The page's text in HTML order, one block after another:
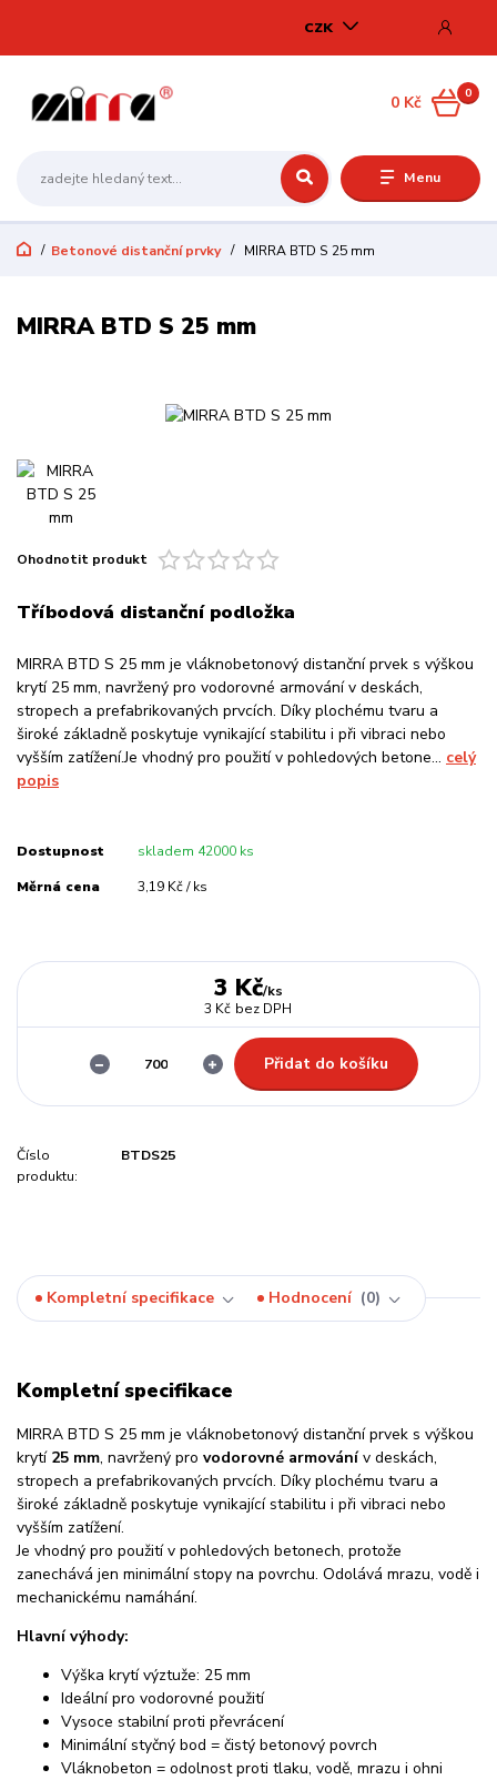
Menu
CZK
0
0 Kč
Betonové distanční prvky MIRRA BTD S 25 mm
MIRRA BTD S 25 mm
Ohodnotit produkt
Tříbodová distanční podložka
MIRRA BTD S 25 mm je vláknobetonový distanční prvek s výškou
krytí 25 mm, navržený pro vodorovné armování v deskách,
stropech a prefabrikovaných prvcích. Díky plochému tvaru a
široké základně poskytuje vynikající stabilitu i při vibraci nebo
vyšším zatížení.Je vhodný pro použití v pohledových betone... celý
popis
Dostupnost skladem 42000 ks
Měrná cena 3,19 Kč / ks
3 Kč/ks
3 Kč bez DPH
Přidat do košíku
Číslo
produktu:
BTDS25
Kompletní specifikace Hodnocení 0
Kompletní specifikace
MIRRA BTD S 25 mm je vláknobetonový distanční prvek s výškou
krytí 25 mm, navržený pro vodorovné armovánív deskách,
stropech a prefabrikovaných prvcích. Díky plochému tvaru a
široké základně poskytuje vynikající stabilitu i při vibraci nebo
vyšším zatížení.
Je vhodný pro použití v pohledových betonech, protože
zanechává jen minimální stopy na povrchu. Odolává mrazu, vodě i
mechanickému namáhání.
Hlavní výhody:
Výška krytí výztuže: 25 mm
Ideální pro vodorovné použití
Vysoce stabilní proti převrácení
Minimální styčný bod = čistý betonový povrch
Vláknobeton = odolnost proti tlaku, vodě, mrazu i ohni